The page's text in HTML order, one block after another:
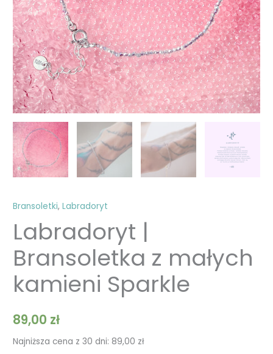
Bransoletki,Labradoryt
Labradoryt |
Bransoletka z małych
kamieni Sparkle
89,00 zł
Najniższa cena z 30 dni: 89,00 zł